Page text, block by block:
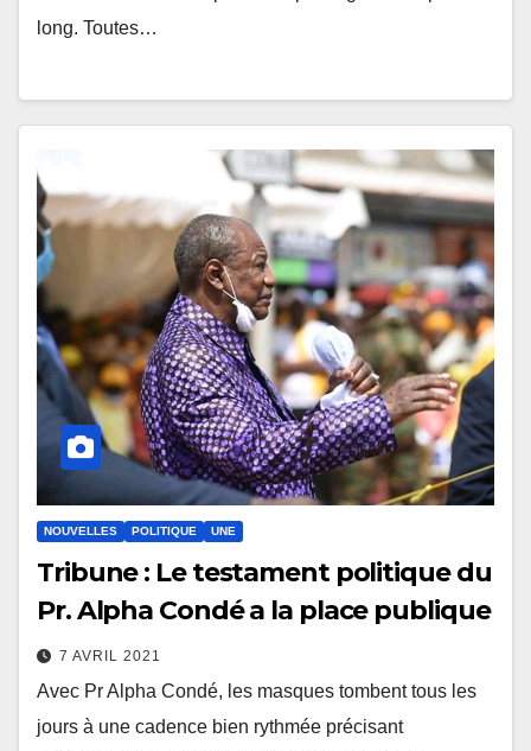
long. Toutes…
NOUVELLES POLITIQUE UNE
Tribune : Le testament politique du
Pr. Alpha Condé a la place publique
7 AVRIL 2021
Avec Pr Alpha Condé, les masques tombent tous les
jours à une cadence bien rythmée précisant